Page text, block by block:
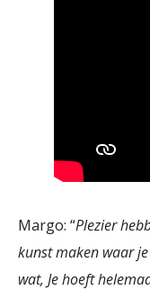
Margo: “Plezier
kunst maken waar
wat, Je hoeft